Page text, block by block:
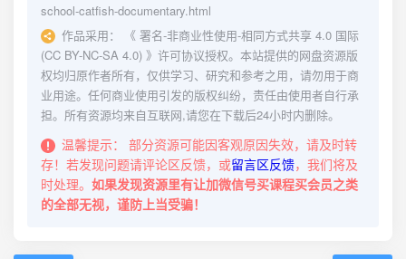
school-catfish-documentary.html
作品采用：
《 署名-非商业性使用-相同方式共享 4.0 国际
(CC BY-NC-SA 4.0) 》许可协议授权。本站提供的网盘资源版
权均归原作者所有，仅供学习、研究和参考之用，请勿用于商
业用途。任何商业使用引发的版权纠纷，责任由使用者自行承
担。所有资源均来自互联网,请您在下载后24小时内删除。
温馨提示：
部分资源可能因客观原因失效，请及时转
存！若发现问题请评论区反馈，或留言区反馈，我们将及
时处理。 如果发现资源里有让加微信号买课程买会员之类
的全部无视，谨防上当受骗！